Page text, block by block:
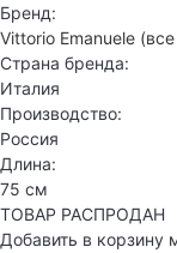
Бренд:
Vittorio Emanuele
Страна бренда:
Италия
Производство:
Россия
Длина:
75 см
ТОВАР РАСПРОДАН
Добавить в корзину